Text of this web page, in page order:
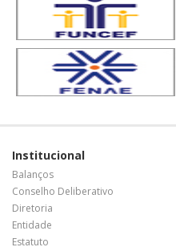
Institucional
Balanços
Conselho Deliberativo
Diretoria
Entidade
Estatuto